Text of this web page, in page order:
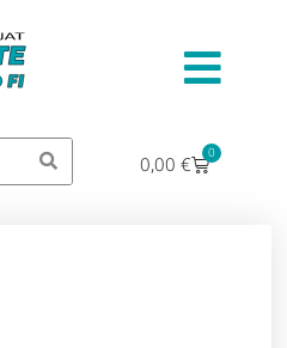
0,00 € 0